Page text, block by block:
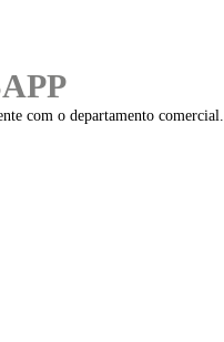
com o departamento comercial.